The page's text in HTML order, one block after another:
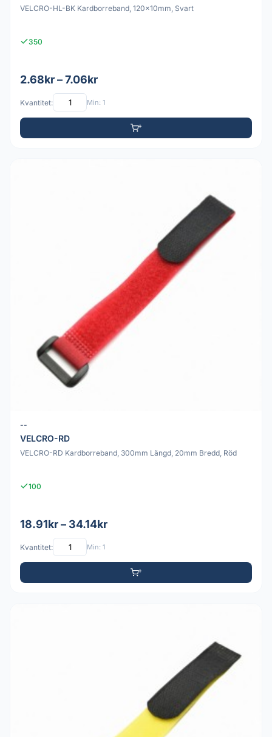
VELCRO-HL-BK Kardborreband, 120x10mm, Svart
350
2.68kr – 7.06kr
Kvantitet: Min: 1
--
VELCRO-RD
VELCRO-RD Kardborreband, 300mm Längd, 20mm Bredd, Röd
100
18.91kr – 34.14kr
Kvantitet: Min: 1